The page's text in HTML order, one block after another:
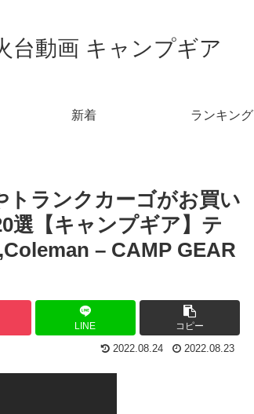
台動画 キャンプギア
新着 ランキング
トランクカーゴがお買い
選【キャンプギア】テ
– CAMP GEAR
LINE コピー
2022.08.24 2022.08.23